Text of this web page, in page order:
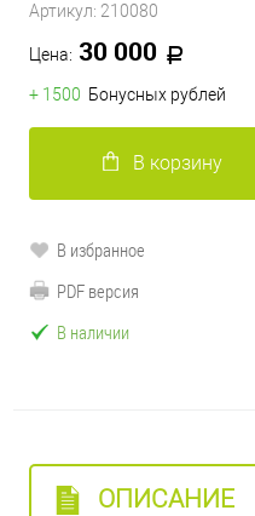
Артикул: 210080
Цена: 30 000
+ 1500 Бонусных рублей
В корзину
В избранное
PDF версия
В наличии
ОПИСАНИЕ